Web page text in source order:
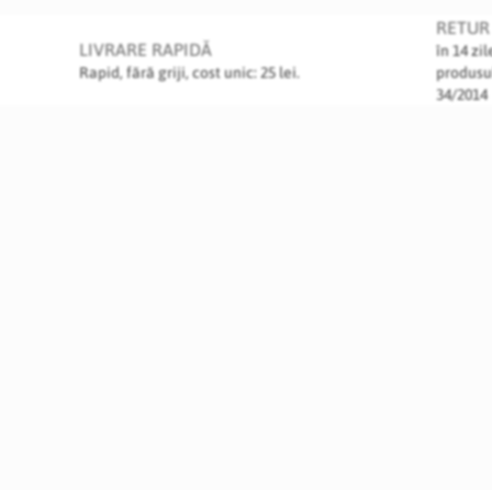
LIVRARE RAPIDĂ
Rapid, fără griji, cost unic: 25 lei.
în 14
34/2014